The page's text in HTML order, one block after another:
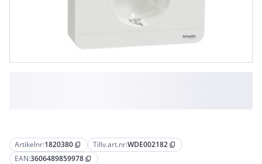
Artikelnr:1820380 content_copy Tillv.art.nr:WDE002182 content_copy
EAN:3606489859978 content_copy